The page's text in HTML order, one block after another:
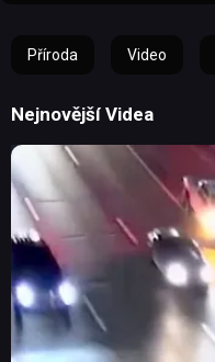
Příroda Video
Nejnovější Videa